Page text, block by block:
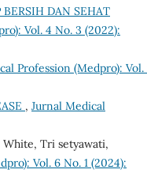
DAN SEHAT
Vol. 4 No. 3 (2022):
Profession (Medpro): Vol.
, Jurnal Medical
Tri setyawati,
Vol. 6 No. 1 (2024):